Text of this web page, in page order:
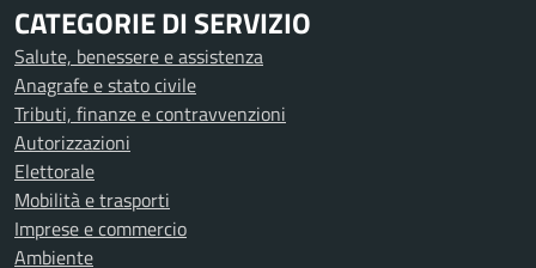
CATEGORIE DI SERVIZIO
Salute, benessere e assistenza
Anagrafe e stato civile
Tributi, finanze e contravvenzioni
Autorizzazioni
Elettorale
Mobilità e trasporti
Imprese e commercio
Ambiente